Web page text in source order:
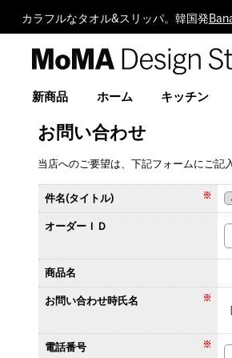
カラフルなタオル&スリッパ。韓国発
新商品 ホーム キッチン
お問い合わせ
当店へのご要望は、下記フォームにご記
件名(タイトル)
オーダーＩＤ
商品名
お問い合わせ時氏名
電話番号